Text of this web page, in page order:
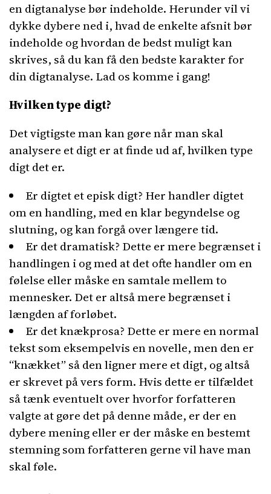
en digtanalyse bør indeholde. Herunder vil vi
dykke dybere ned i, hvad de enkelte afsnit bør
indeholde og hvordan de bedst muligt kan
skrives, så du kan få den bedste karakter for
din digtanalyse. Lad os komme i gang!
Hvilken type digt?
Det vigtigste man kan gøre når man skal
analysere et digt er at finde ud af, hvilken type
digt det er.
Er digtet et episk digt? Her handler digtet
om en handling, med en klar begyndelse og
slutning, og kan forgå over længere tid.
Er det dramatisk? Dette er mere begrænset i
handlingen i og med at det ofte handler om en
følelse eller måske en samtale mellem to
mennesker. Det er altså mere begrænset i
længden af forløbet.
Er det knækprosa? Dette er mere en normal
tekst som eksempelvis en novelle, men den er
“knækket” så den ligner mere et digt, og altså
er skrevet på vers form. Hvis dette er tilfældet
så tænk eventuelt over hvorfor forfatteren
valgte at gøre det på denne måde, er der en
dybere mening eller er der måske en bestemt
stemning som forfatteren gerne vil have man
skal føle.